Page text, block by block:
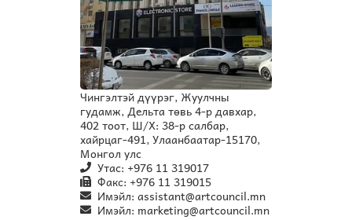
Чингэлтэй дүүрэг, Жуулчны
гудамж, Дельта төвь 4-р давхар,
402 тоот, Ш/Х: 38-р салбар,
хайрцаг-491, Улаанбаатар-15170,
Монгол улс
Утас: +976 11 319017
Факс: +976 11 319015
Имэйл: assistant@artcouncil.mn
Имэйл: marketing@artcouncil.mn